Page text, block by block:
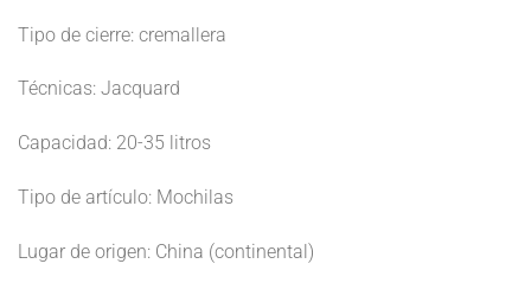
Tipo de cierre: cremallera
Técnicas: Jacquard
Capacidad: 20-35 litros
Tipo de artículo: Mochilas
Lugar de origen: China (continental)